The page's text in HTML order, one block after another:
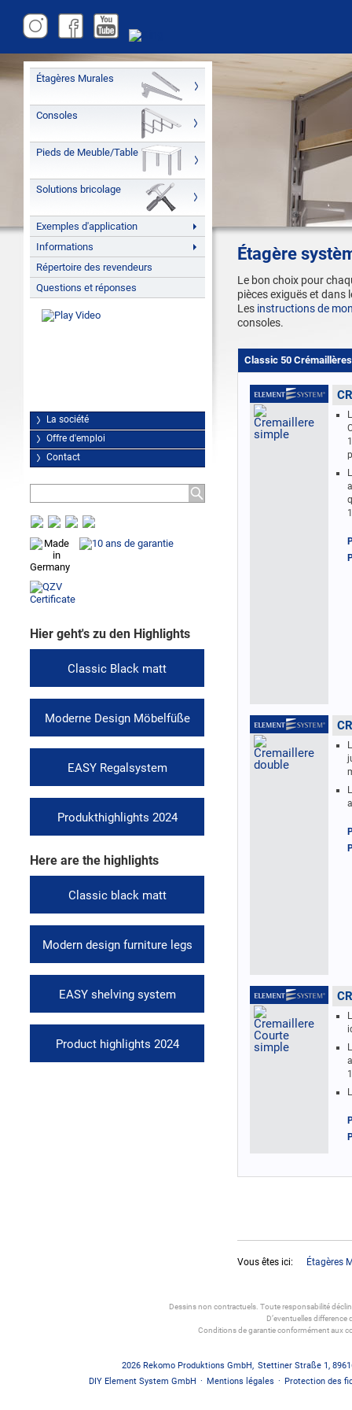
Étagères Murales
Consoles
Pieds de Meuble/Table
Solutions bricolage
Exemples d'application
Informations
Répertoire des revendeurs
Questions et réponses
La société
Offre d'emploi
Contact
Hier geht's zu den Highlights
Classic Black matt
Moderne Design Möbelfüße
EASY Regalsystem
Produkthighlights 2024
Here are the highlights
Classic black matt
Modern design furniture legs
EASY shelving system
Product highlights 2024
Étagère
Le bon choix pour
pièces exiguës et dans
Les instructions de
consoles.
Classic 50 Crémaillères
Vous êtes ici: Étagères
Dessins non contractuels. Toute responsabilité
D’eventuelles difference
Conditions de garantie conformément aux
2026 Rekomo Produktions GmbH, Stettiner Straße 1 ,
DIY Element System GmbH · Mentions légales · Protection des